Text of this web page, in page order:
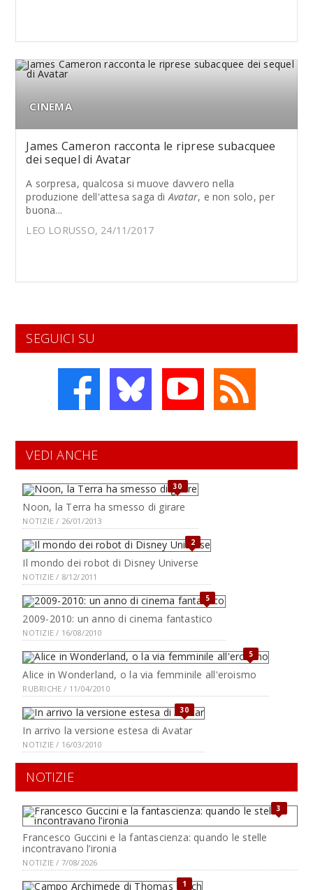
CINEMA
James Cameron racconta le riprese subacquee
dei sequel di Avatar
A sorpresa, qualcosa si muove davvero nella
produzione dell'attesa saga diAvatar, e non solo, per
buona...
LEO LORUSSO, 24/11/2017
SEGUICI SU
VEDI ANCHE
30
Noon, la Terra ha smesso di girare
NOTIZIE / 26/01/2013
2
Il mondo dei robot di Disney Universe
NOTIZIE / 8/12/2011
5
2009-2010: un anno di cinema fantastico
NOTIZIE / 16/08/2010
5
Alice in Wonderland, o la via femminile all'eroismo
RUBRICHE / 11/04/2010
30
In arrivo la versione estesa di Avatar
NOTIZIE / 16/03/2010
NOTIZIE
3
Francesco Guccini e la fantascienza: quando le stelle
incontravano l’ironia
NOTIZIE / 7/08/2026
1